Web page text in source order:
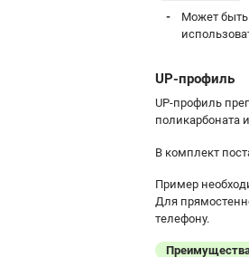
Может быть
UP-профиль
UP-профиль
поликарбоната
В комплект
Пример
Для
телефону.